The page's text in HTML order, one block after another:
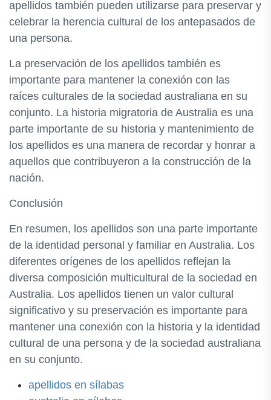
apellidos también pueden utilizarse para preservar y
celebrar la herencia cultural de los antepasados de
una persona.
La preservación de los apellidos también es
importante para mantener la conexión con las
raíces culturales de la sociedad australiana en su
conjunto. La historia migratoria de Australia es una
parte importante de su historia y mantenimiento de
los apellidos es una manera de recordar y honrar a
aquellos que contribuyeron a la construcción de la
nación.
Conclusión
En resumen, los apellidos son una parte importante
de la identidad personal y familiar en Australia. Los
diferentes orígenes de los apellidos reflejan la
diversa composición multicultural de la sociedad en
Australia. Los apellidos tienen un valor cultural
significativo y su preservación es importante para
mantener una conexión con la historia y la identidad
cultural de una persona y de la sociedad australiana
en su conjunto.
apellidos en sílabas